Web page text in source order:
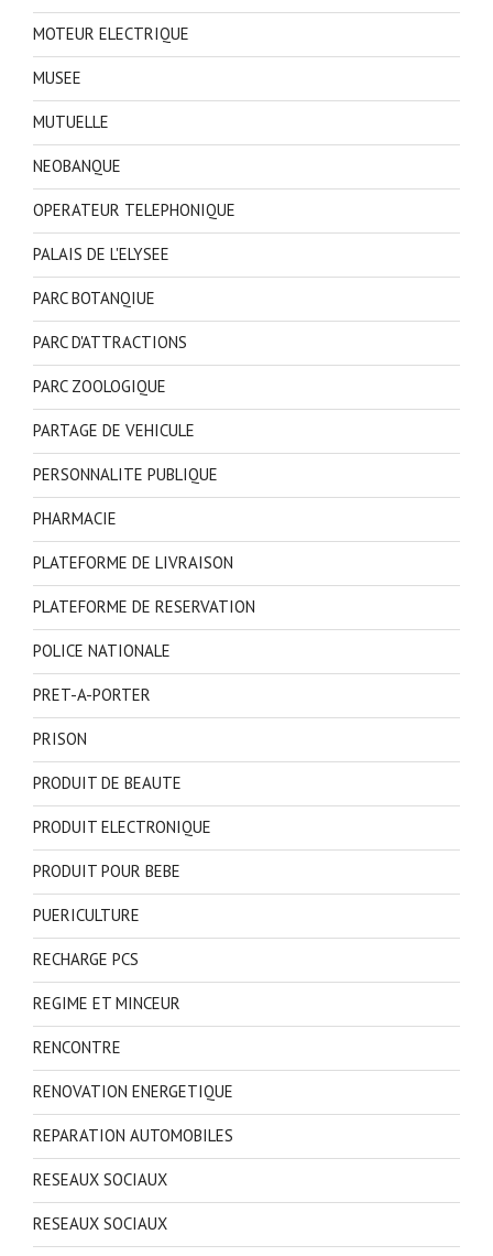
MOTEUR ELECTRIQUE
MUSEE
MUTUELLE
NEOBANQUE
OPERATEUR TELEPHONIQUE
PALAIS DE L'ELYSEE
PARC BOTANQIUE
PARC D'ATTRACTIONS
PARC ZOOLOGIQUE
PARTAGE DE VEHICULE
PERSONNALITE PUBLIQUE
PHARMACIE
PLATEFORME DE LIVRAISON
PLATEFORME DE RESERVATION
POLICE NATIONALE
PRET-A-PORTER
PRISON
PRODUIT DE BEAUTE
PRODUIT ELECTRONIQUE
PRODUIT POUR BEBE
PUERICULTURE
RECHARGE PCS
REGIME ET MINCEUR
RENCONTRE
RENOVATION ENERGETIQUE
REPARATION AUTOMOBILES
RESEAUX SOCIAUX
RESEAUX SOCIAUX